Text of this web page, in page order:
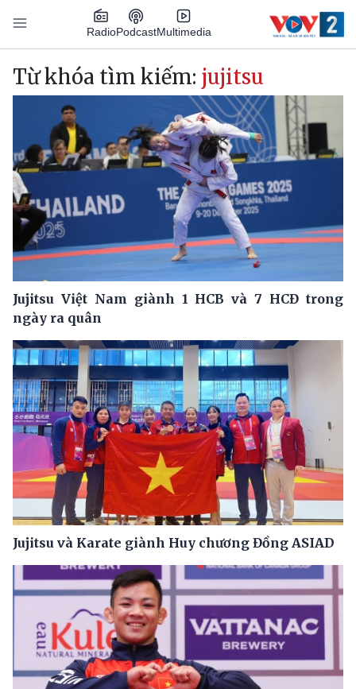
Nhảy đến nội dung
RadioPodcastMultimedia
Main navigation
Từ khóa tìm kiếm: jujitsu
Jujitsu Việt Nam giành 1 HCB và 7 HCĐ trong
ngày ra quân
Jujitsu và Karate giành Huy chương Đồng ASIAD